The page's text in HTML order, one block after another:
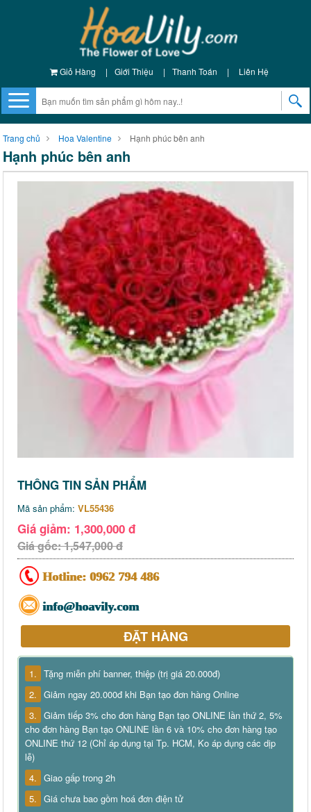
Giỏ Hàng | Giới Thiệu | Thanh Toán | Liên Hệ
Trang chủ Hoa Valentine Hạnh phúc bên anh
Hạnh phúc bên anh
THÔNG TIN SẢN PHẨM
Mã sản phẩm: VL55436
Giá giảm: 1,300,000 đ
Giá gốc: 1,547,000 đ
Hotline: 0962 794 486
info@hoavily.com
ĐẶT HÀNG
1. Tặng miễn phí banner, thiệp (trị giá 20.000đ)
2. Giảm ngay 20.000đ khi Bạn tạo đơn hàng Online
3. Giảm tiếp 3% cho đơn hàng Bạn tạo ONLINE lần thứ 2, 5%
cho đơn hàng Bạn tạo ONLINE lần 6 và 10% cho đơn hàng tạo
ONLINE thứ 12 (Chỉ áp dụng tại Tp. HCM, Ko áp dụng các dịp
lễ)
4. Giao gấp trong 2h
5. Giá chưa bao gồm hoá đơn điện tử